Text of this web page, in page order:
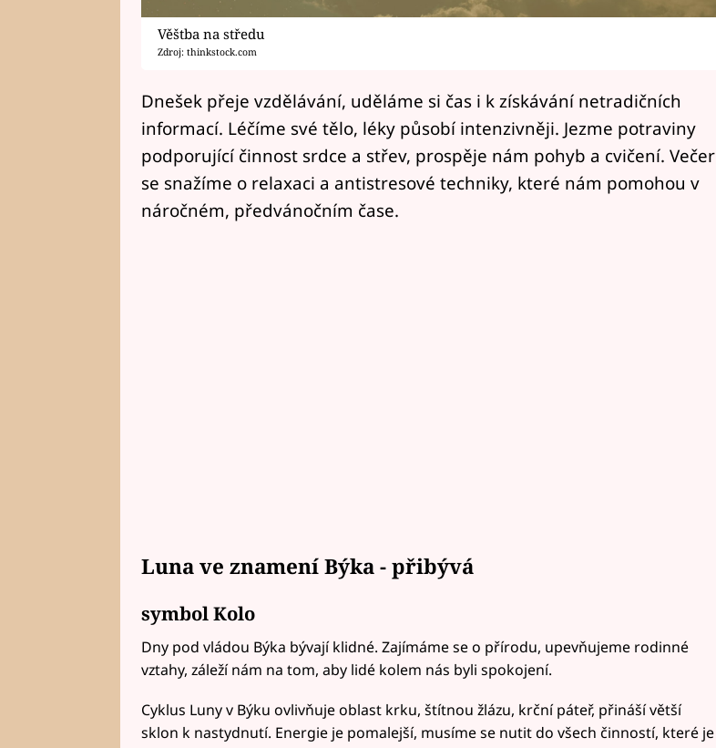
Věštba na středu
Zdroj: thinkstock.com
Dnešek přeje vzdělávání, uděláme si čas i k získávání netradičních
informací. Léčíme své tělo, léky působí intenzivněji. Jezme potraviny
podporující činnost srdce a střev, prospěje nám pohyb a cvičení. Večer
se snažíme o relaxaci a antistresové techniky, které nám pomohou v
náročném, předvánočním čase.
Luna ve znamení Býka - přibývá
symbol Kolo
Dny pod vládou Býka bývají klidné. Zajímáme se o přírodu, upevňujeme rodinné
vztahy, záleží nám na tom, aby lidé kolem nás byli spokojení.
Cyklus Luny v Býku ovlivňuje oblast krku, štítnou žlázu, krční páteř, přináší větší
sklon k nastydnutí. Energie je pomalejší, musíme se nutit do všech činností, které je